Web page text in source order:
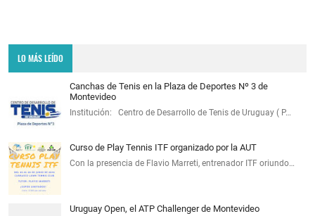
LO MÁS LEÍDO
Canchas de Tenis en la Plaza de Deportes Nº 3 de
Montevideo
Institución: Centro de Desarrollo de Tenis de Uruguay ( P…
Curso de Play Tennis ITF organizado por la AUT
Con la presencia de Flavio Marreti, entrenador ITF oriundo…
Uruguay Open, el ATP Challenger de Montevideo